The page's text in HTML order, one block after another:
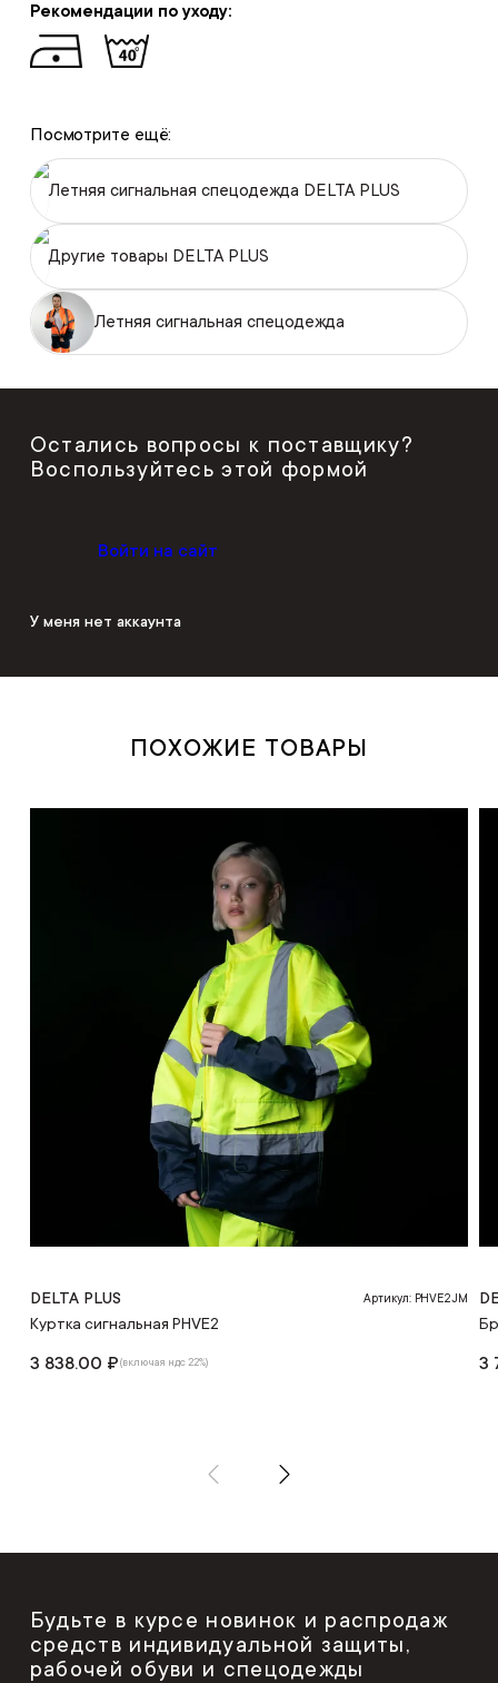
Рекомендации по уходу:
Посмотрите ещё:
Летняя сигнальная спецодежда DELTA PLUS
Другие товары DELTA PLUS
Летняя сигнальная спецодежда
Остались вопросы к поставщику?
Воспользуйтесь этой формой
Войти на сайт
У меня нет аккаунта
ПОХОЖИЕ ТОВАРЫ
DELTA PLUS Артикул: PHVE2JM
Куртка сигнальная PHVE2
3 838.00 ₽(включая ндс 22%) 3
Будьте в курсе новинок и распродаж
средств индивидуальной защиты,
рабочей обуви и спецодежды